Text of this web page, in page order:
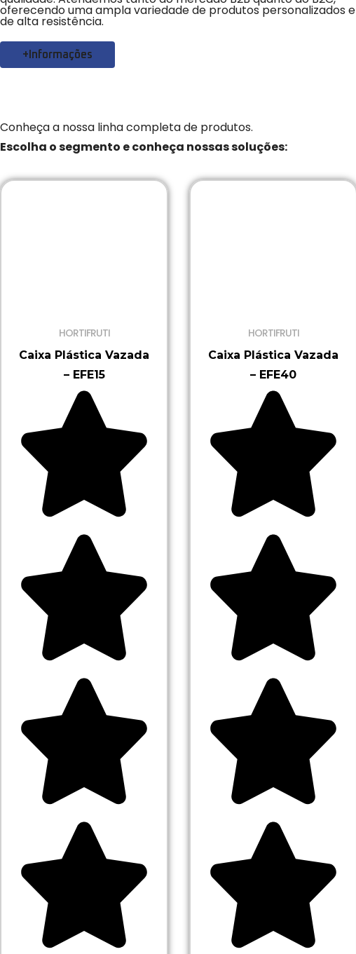
oferecendo uma ampla variedade de produtos personalizados e
de alta resistência.
+Informações
Conheça a nossa linha completa de produtos.
Escolha o segmento e conheça nossas soluções:
HORTIFRUTI
Caixa Plástica Vazada
– EFE15
HORTIFRUTI
Caixa Plástica Vazada
– EFE40